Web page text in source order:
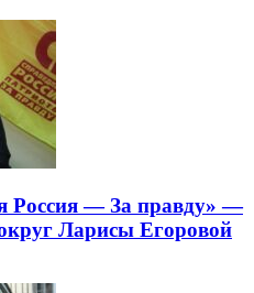
Россия — За правду» —
Ларисы Егоровой